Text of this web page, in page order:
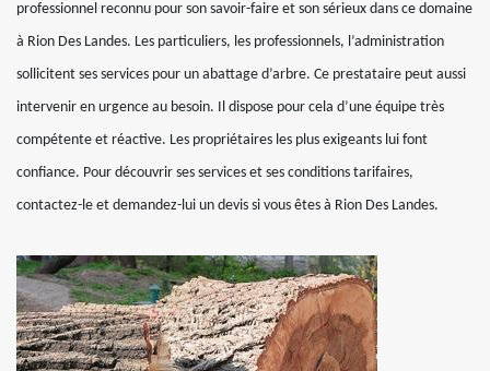
professionnel reconnu pour son savoir-faire et son sérieux dans ce domaine
à Rion Des Landes. Les particuliers, les professionnels, l’administration
sollicitent ses services pour un abattage d’arbre. Ce prestataire peut aussi
intervenir en urgence au besoin. Il dispose pour cela d’une équipe très
compétente et réactive. Les propriétaires les plus exigeants lui font
confiance. Pour découvrir ses services et ses conditions tarifaires,
contactez-le et demandez-lui un devis si vous êtes à Rion Des Landes.